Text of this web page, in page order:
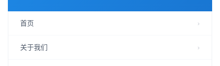
首页
关于我们